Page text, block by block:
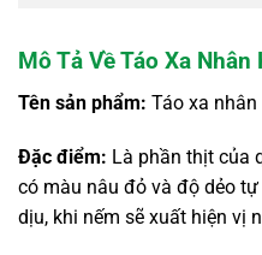
Mô Tả Về Táo Xa Nhân
Tên sản phẩm: Táo xa nhân
Đặc điểm: Là phần thịt của
có màu nâu đỏ và độ dẻo
dịu, khi nếm sẽ xuất hiện vị